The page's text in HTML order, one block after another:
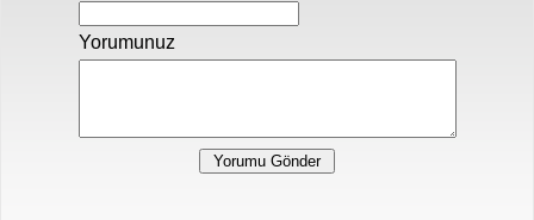
Yorumunuz